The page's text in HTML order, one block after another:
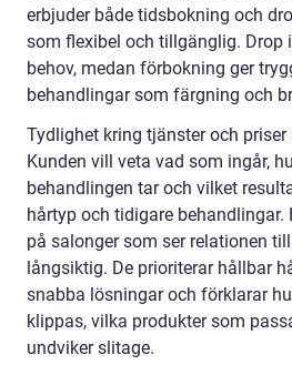
erbjuder både tidsbokning och
som flexibel och tillgänglig. Drop
behov, medan förbokning ger
behandlingar som färgning och
Tydlighet kring tjänster och
Kunden vill veta vad som ingår,
behandlingen tar och vilket
hårtyp och tidigare behandlingar.
på salonger som ser relationen
långsiktig. De prioriterar hållbar
snabba lösningar och förklarar
klippas, vilka produkter som
undviker slitage.